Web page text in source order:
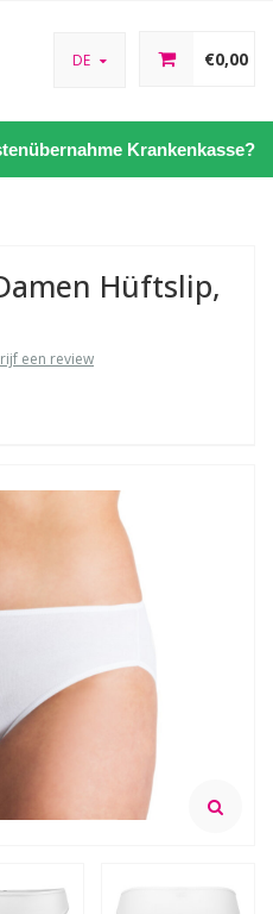
DE €0,00
Krankenkasse?
Hüftslip,
een review